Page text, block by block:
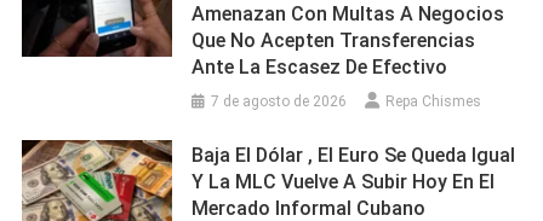
Amenazan Con Multas A Negocios
Que No Acepten Transferencias
Ante La Escasez De Efectivo
7 de agosto de 2026 Repa Chismes
Baja El Dólar , El Euro Se Queda Igual
Y La MLC Vuelve A Subir Hoy En El
Mercado Informal Cubano